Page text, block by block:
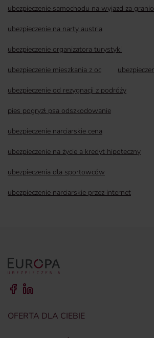
ubezpieczenie samochodu na wyjazd za
ubezpieczenie na narty austria
ubezpieczenie organizatora turystyki
ubezpieczenie mieszkania z oc
ubezpieczenie od rezygnacji z podróży
pies pogryzł psa odszkodowanie
ubezpieczenie narciarskie cena
ubezpieczenie na życie a kredyt hipoteczny
ubezpieczenia dla sportowców
ubezpieczenie narciarskie przez internet
OFERTA DLA CIEBIE